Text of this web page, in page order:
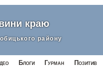
краю
району
Блоги Гурман Позитив